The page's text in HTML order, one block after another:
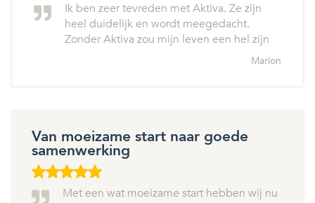
Ik ben zeer tevreden met Aktiva. Ze zijn
heel duidelijk en wordt meegedacht.
Zonder Aktiva zou mijn leven een hel zijn
Marlon
Van moeizame start naar goede
samenwerking
Met een wat moeizame start hebben wij nu